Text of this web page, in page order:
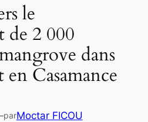
le
de 2 000
dans
Casamance
parMoctar FICOU